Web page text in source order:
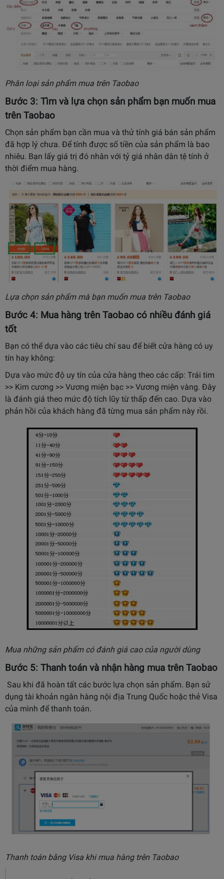
Phân loại sản phẩm mua trên Taobao
Bước 3: Tìm và lựa chọn sản phẩm bạn muốn mua
trên Taobao
Chọn sản phẩm bạn cần mua và thử tính giá bán sản phẩm
đã hợp lý chưa. Để tính được số tiền của sản phẩm là bao
nhiêu. Bạn lấy giá trị đó nhân với tỷ giá nhân dân tệ tính ở
thời điểm mua hàng.
Lựa chọn sản phẩm mà bạn muốn mua trên Taobao
Bước 4: Mua hàng trên Taobao có nhiều đánh giá
tốt
Bạn có thể dựa vào các tiêu chí sau để biết cửa hàng có uy
tín hay không:
Dựa vào mức độ uy tín của cửa hàng theo các cấp: Trái tim
>> Kim cương >> Vương miện bạc >> Vương miện vàng. Đây
là đánh giá theo mức độ tích lũy từ thấp đến cao. Dựa vào
phản hồi của khách hàng đã từng mua sản phẩm này rồi.
Mua những sản phẩm có đánh giá cao của người dùng
Bước 5: Thanh toán và nhận hàng mua trên Taobao
Sau khi đã hoàn tất các bước lựa chọn sản phẩm. Bạn sử
dụng tài khoản ngân hàng nội địa Trung Quốc hoặc thẻ Visa
của mình để thanh toán.
Thanh toán bằng Visa khi mua hàng trên Taobao